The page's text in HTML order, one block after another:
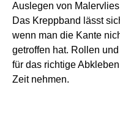
Auslegen von
Das Kreppband lässt
wenn man die Kante
getroffen hat. Rollen
für das richtige
Zeit nehmen.